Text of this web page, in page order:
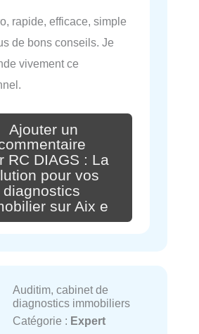
rapide, efficace, simple
de bons conseils. Je
vivement ce
Ajouter un
RC DIAGS : La
pour vos
diagnostics
sur Aix e
Auditim, cabinet de
diagnostics immobiliers
Catégorie : Expert